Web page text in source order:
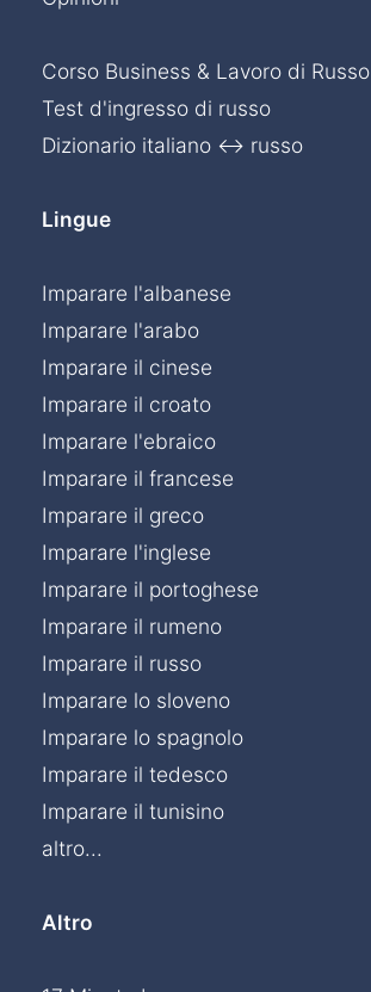
Corso Business & Lavoro di Russo
Test d'ingresso di russo
Dizionario italiano ↔ russo
Lingue
Imparare l'albanese
Imparare l'arabo
Imparare il cinese
Imparare il croato
Imparare l'ebraico
Imparare il francese
Imparare il greco
Imparare l'inglese
Imparare il portoghese
Imparare il rumeno
Imparare il russo
Imparare lo sloveno
Imparare lo spagnolo
Imparare il tedesco
Imparare il tunisino
altro...
Altro